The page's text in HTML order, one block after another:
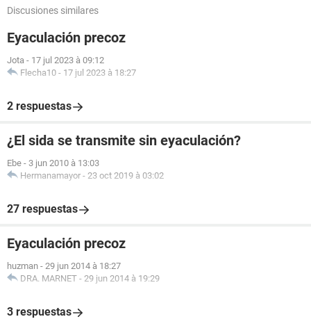
Discusiones similares
Eyaculación precoz
Jota - 17 jul 2023 à 09:12
Flecha10 - 17 jul 2023 à 18:27
2 respuestas
¿El sida se transmite sin eyaculación?
Ebe - 3 jun 2010 à 13:03
Hermanamayor - 23 oct 2019 à 03:02
27 respuestas
Eyaculación precoz
huzman - 29 jun 2014 à 18:27
DRA. MARNET - 29 jun 2014 à 19:29
3 respuestas